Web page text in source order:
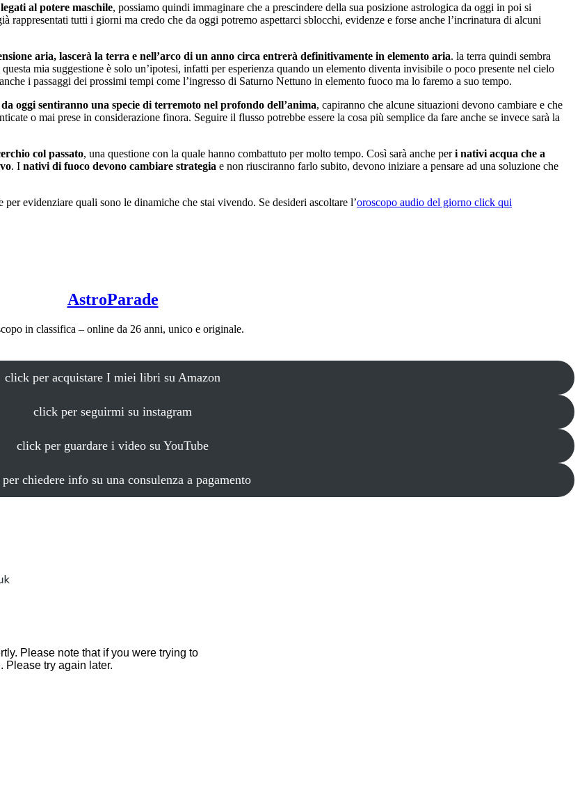
al potere maschile, possiamo quindi immaginare che a prescindere della sua posizione astrologica da oggi in poi si
rappresentati tutti i giorni ma credo che da oggi potremo aspettarci sblocchi, evidenze e forse anche l’incrinatura di alcuni
aria, lascerà la terra e nell’arco di un anno circa entrerà definitivamente in elemento aria. la terra quindi sembra
mia suggestione è solo un’ipotesi, infatti per esperienza quando un elemento diventa invisibile o poco presente nel cielo
i passaggi dei prossimi tempi come l’ingresso di Saturno Nettuno in elemento fuoco ma lo faremo a suo tempo.
oggi sentiranno una specie di terremoto nel profondo dell’anima, capiranno che alcune situazioni devono cambiare e che
o mai prese in considerazione finora. Seguire il flusso potrebbe essere la cosa più semplice da fare anche se invece sarà la
col passato, una questione con la quale hanno combattuto per molto tempo. Così sarà anche peri nativi acqua che a
. I nativi di fuoco devono cambiare strategia e non riusciranno farlo subito, devono iniziare a pensare ad una soluzione che
per evidenziare quali sono le dinamiche che stai vivendo. Se desideri ascoltare l’oroscopo audio del giorno click qui
AstroParade
in classifica – online da 26 anni, unico e originale.
click per acquistare I miei libri su Amazon
click per seguirmi su instagram
click per guardare i video su YouTube
chiedere info su una consulenza a pagamento